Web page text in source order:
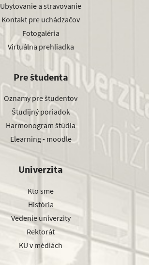
Ubytovanie a stravovanie
Kontakt pre uchádzačov
Fotogaléria
Virtuálna prehliadka
Pre študenta
Oznamy pre študentov
Študijný poriadok
Harmonogram štúdia
Elearning - moodle
Univerzita
Kto sme
História
Vedenie univerzity
Rektorát
KU v médiách